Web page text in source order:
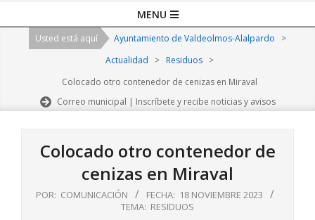
Navigation
MENU
Usted está aquí Ayuntamiento de Valdeolmos-Alalpardo
>
Actualidad
> Residuos >
Colocado otro contenedor de cenizas en Miraval
Correo municipal | Inscríbete y recibe noticias y avisos
Colocado otro contenedor de
cenizas en Miraval
POR: COMUNICACIÓN FECHA: 18 NOVIEMBRE 2023
TEMA: RESIDUOS